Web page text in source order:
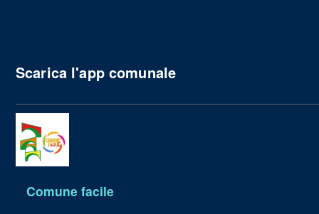
Scarica l'app comunale
Comune facile